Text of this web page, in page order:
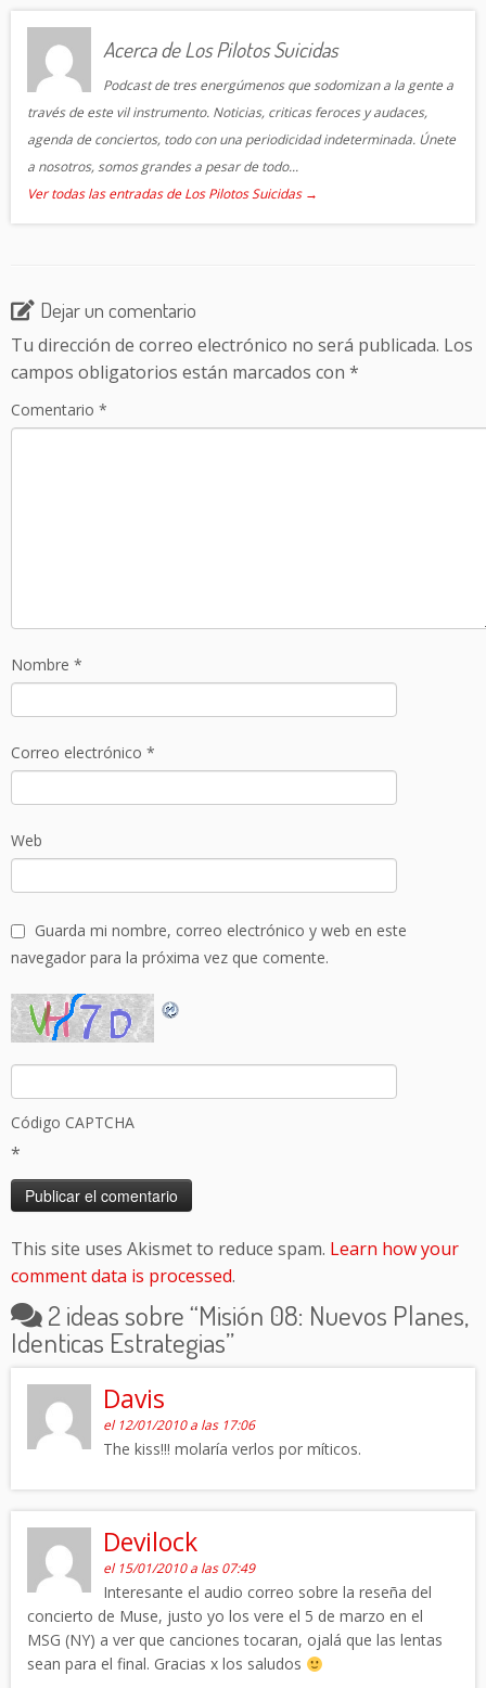
Acerca de Los Pilotos Suicidas
Podcast de tres energúmenos que sodomizan a la gente a
través de este vil instrumento. Noticias, criticas feroces y audaces,
agenda de conciertos, todo con una periodicidad indeterminada. Únete
a nosotros, somos grandes a pesar de todo...
Ver todas las entradas de Los Pilotos Suicidas →
Dejar un comentario
Tu dirección de correo electrónico no será publicada. Los
campos obligatorios están marcados con *
Comentario *
Nombre *
Correo electrónico *
Web
Guarda mi nombre, correo electrónico y web en este
navegador para la próxima vez que comente.
Código CAPTCHA
*
This site uses Akismet to reduce spam. Learn how your
comment data is processed.
2 ideas sobre “Misión 08: Nuevos Planes,
Identicas Estrategias”
Davis
el 12/01/2010 a las 17:06
The kiss!!! molaría verlos por míticos.
Devilock
el 15/01/2010 a las 07:49
Interesante el audio correo sobre la reseña del
concierto de Muse, justo yo los vere el 5 de marzo en el
MSG (NY) a ver que canciones tocaran, ojalá que las lentas
sean para el final. Gracias x los saludos